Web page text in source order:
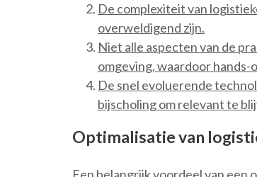
De complexiteit van
overweldigend zijn.
Niet alle aspecten van de
omgeving, waardoor
De snel evoluerende
bijscholing om relevant te
Optimalisatie van